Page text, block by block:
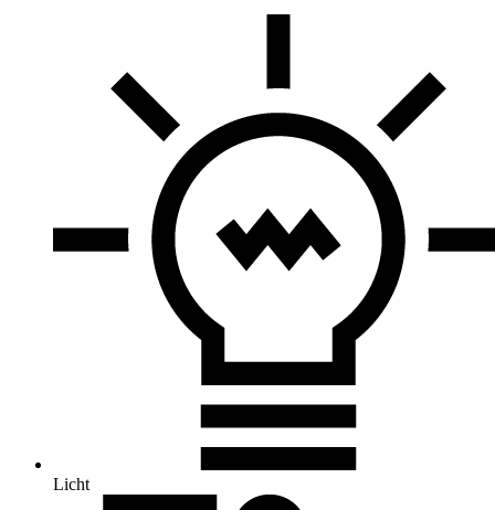
Licht